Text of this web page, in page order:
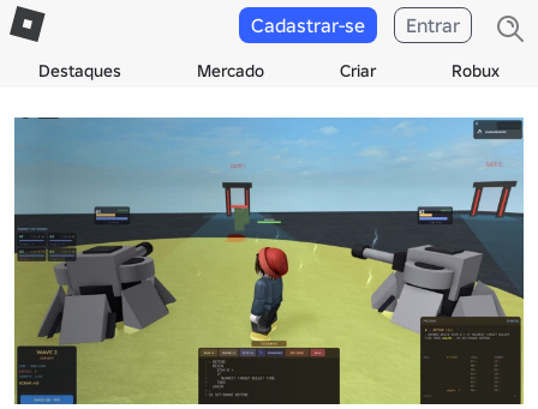
Destaques Mercado Criar Robux
Cadastrar-se Entrar